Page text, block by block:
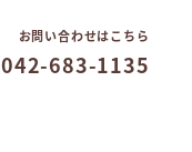
お問い合わせはこちら
042-683-1135